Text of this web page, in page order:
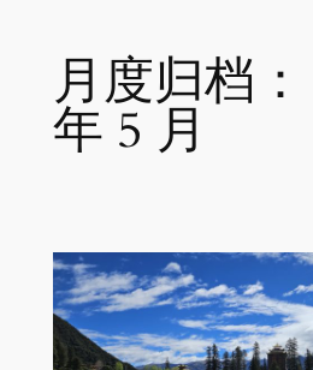
月度归档：
年 5 月